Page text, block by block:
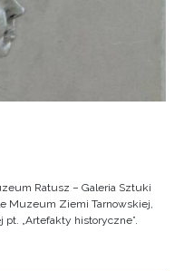
Ratusz – Galeria Sztuki
Muzeum Ziemi Tarnowskiej,
„Artefakty historyczne”.